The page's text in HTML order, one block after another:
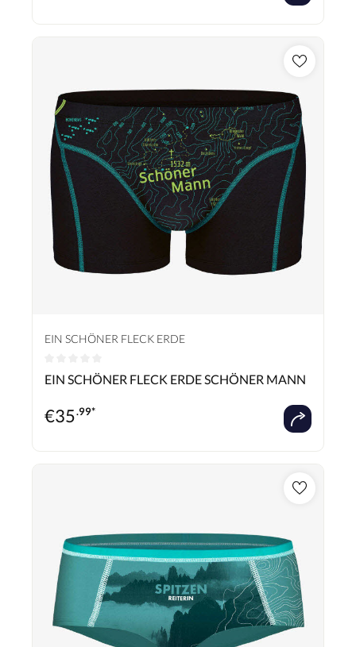
EIN SCHÖNER FLECK ERDE
Durchschnittliche Bewertung von 0 von 5 Sternen
EIN SCHÖNER FLECK ERDE SCHÖNER MANN
€35.99*